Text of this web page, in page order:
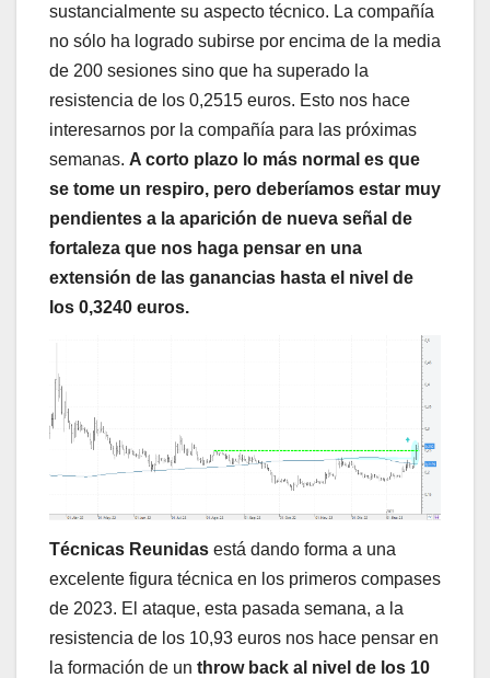
sustancialmente su aspecto técnico. La compañía
no sólo ha logrado subirse por encima de la media
de 200 sesiones sino que ha superado la
resistencia de los 0,2515 euros. Esto nos hace
interesarnos por la compañía para las próximas
semanas. A corto plazo lo más normal es que
se tome un respiro, pero deberíamos estar muy
pendientes a la aparición de nueva señal de
fortaleza que nos haga pensar en una
extensión de las ganancias hasta el nivel de
los 0,3240 euros.
Técnicas Reunidas está dando forma a una
excelente figura técnica en los primeros compases
de 2023. El ataque, esta pasada semana, a la
resistencia de los 10,93 euros nos hace pensar en
la formación de un throw back al nivel de los 10